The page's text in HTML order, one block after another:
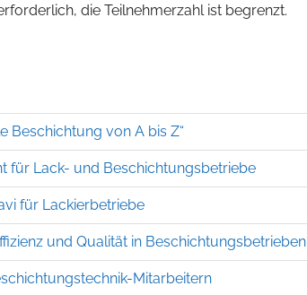
die Teilnehmerzahl ist begrenzt.
Beschichtung von A bis Z“
für Lack- und Beschichtungsbetriebe
für Lackierbetriebe
und Qualität in Beschichtungsbetrieben
Mitarbeitern